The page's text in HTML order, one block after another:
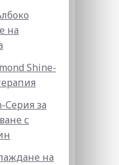
на
Shine-
Серия за
с
на